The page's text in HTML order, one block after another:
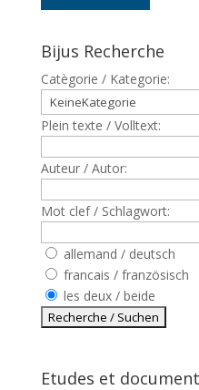
Bijus Recherche
Catègorie / Kategorie:
Plein texte / Volltext:
Auteur / Autor:
Mot clef / Schlagwort:
allemand / deutsch
francais / französisch
les deux / beide
Etudes et